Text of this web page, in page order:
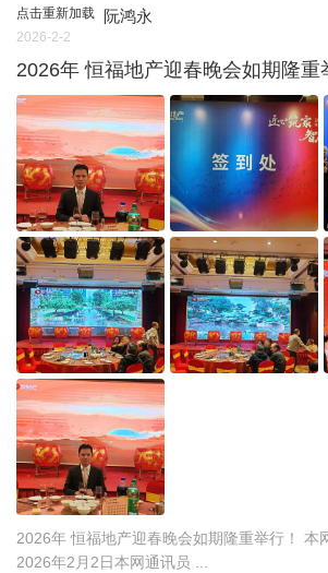
点击重新加载 阮鸿永
2026-2-2
2026年 恒福地产迎春晚会如期隆重
2026年 恒福地产迎春晚会如期隆重举行！ 本
2026年2月2日本网通讯员 ...